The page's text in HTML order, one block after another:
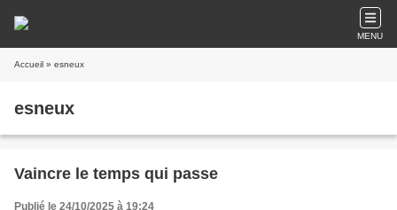
MENU
Accueil » esneux
esneux
Vaincre le temps qui passe
Publié le 24/10/2025 à 19:24